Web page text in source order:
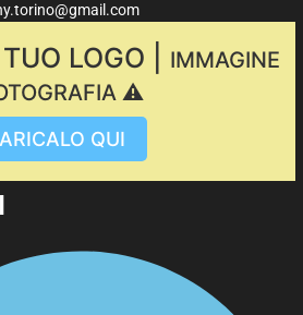
LOGO |
IMMAGINE
⚠️
QUI